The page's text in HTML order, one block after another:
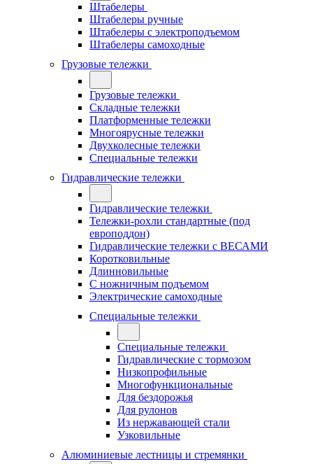
Штабелеры
Штабелеры ручные
Штабелеры с электроподъемом
Штабелеры самоходные
Грузовые тележки
Грузовые тележки
Складные тележки
Платформенные тележки
Многоярусные тележки
Двухколесные тележки
Специальные тележки
Гидравлические тележки
Гидравлические тележки
Тележки-рохли стандартные (под
европоддон)
Гидравлические тележки с ВЕСАМИ
Коротковильные
Длинновильные
С ножничным подъемом
Электрические самоходные
Специальные тележки
Специальные тележки
Гидравлические с тормозом
Низкопрофильные
Многофункциональные
Для бездорожья
Для рулонов
Из нержавающей стали
Узковильные
Алюминиевые лестницы и стремянки